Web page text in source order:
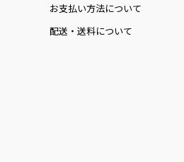
お⽀払い⽅法について
配送・送料について